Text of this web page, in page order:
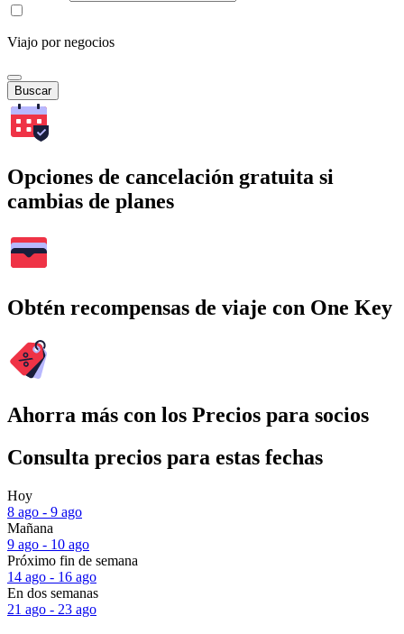
Viajo por negocios
Buscar
Opciones de cancelación gratuita si
cambias de planes
Obtén recompensas de viaje con One Key
Ahorra más con los Precios para socios
Consulta precios para estas fechas
Hoy
8 ago - 9 ago
Mañana
9 ago - 10 ago
Próximo fin de semana
14 ago - 16 ago
En dos semanas
21 ago - 23 ago